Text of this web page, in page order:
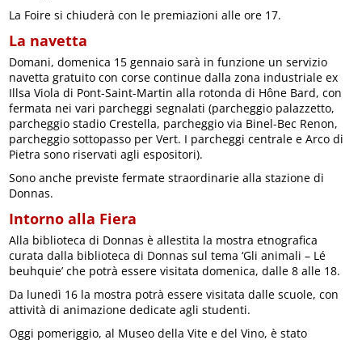
La Foire si chiuderà con le premiazioni alle ore 17.
La navetta
Domani, domenica 15 gennaio sarà in funzione un servizio
navetta gratuito con corse continue dalla zona industriale ex
Illsa Viola di Pont-Saint-Martin alla rotonda di Hône Bard, con
fermata nei vari parcheggi segnalati (parcheggio palazzetto,
parcheggio stadio Crestella, parcheggio via Binel-Bec Renon,
parcheggio sottopasso per Vert. I parcheggi centrale e Arco di
Pietra sono riservati agli espositori).
Sono anche previste fermate straordinarie alla stazione di
Donnas.
Intorno alla Fiera
Alla biblioteca di Donnas è allestita la mostra etnografica
curata dalla biblioteca di Donnas sul tema ‘Gli animali – Lé
beuhquie’ che potrà essere visitata domenica, dalle 8 alle 18.
Da lunedì 16 la mostra potrà essere visitata dalle scuole, con
attività di animazione dedicate agli studenti.
Oggi pomeriggio, al Museo della Vite e del Vino, è stato